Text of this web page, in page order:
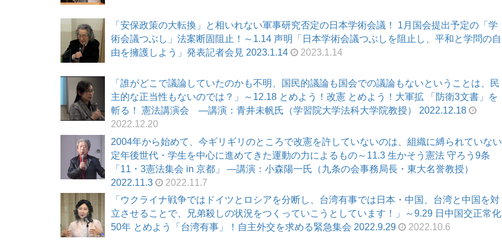
「安保政策の大転換」と相いれない軍事研究否定の日本学術会議！ 1月国会提出予定の「学
術会議つぶし」法案断固阻止！～1.14 声明「日本学術会議つぶしを阻止し、平和と学問の自
由を擁護しよう」発表記者会見 2023.1.14
2023.1.14
「誰がどこで議論していたのかも不明、国民的議論も国会での議論もないということは、民
主的な正当性もないのでは？」～12.18 とめよう！改憲 とめよう！大軍拡 「防衛3文書」を
斬る！ 憲法講演会 ―講演：青井未帆氏（学習院大学法科大学院教授） 2022.12.18
2022.12.20
2004年から始めて、今ギリギリのところで改憲を許していないのは、組織に縛られていない
定年後世代・学生を中心に進めてきた運動の力によるもの～11.3 生かそう憲法 守ろう9条
「11・3憲法集会 in 京都」 ―講演：小森陽一氏（九条の会事務局長・東大名誉教授）
2022.11.3
2022.11.7
「ウクライナ戦争ではドイツとロシアを分断し、台湾有事では日本・中国、台湾と中国を対
立させることで、兄弟殺しの状況をつくっていこうとしています！」～9.29 日中国交正常化
50年 とめよう「台湾有事」！自主外交を求める緊急集会 2022.9.29
2022.10.6